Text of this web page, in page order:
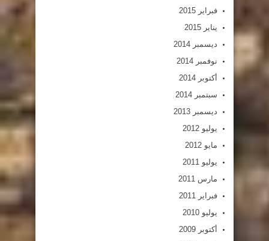
فبراير 2015
يناير 2015
ديسمبر 2014
نوفمبر 2014
أكتوبر 2014
سبتمبر 2014
ديسمبر 2013
يوليو 2012
مايو 2012
يوليو 2011
مارس 2011
فبراير 2011
يوليو 2010
أكتوبر 2009